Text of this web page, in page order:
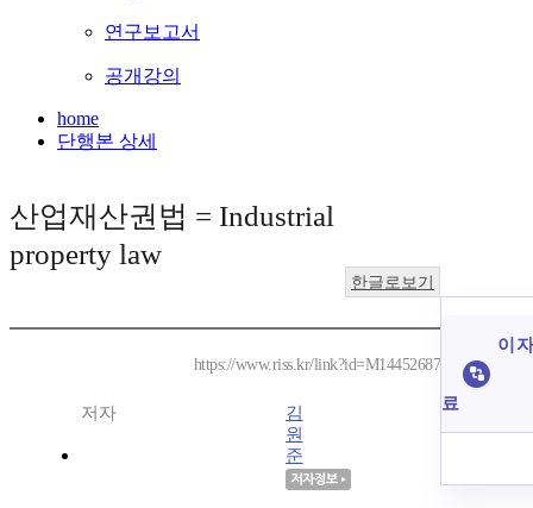
연구보고서
공개강의
home
단행본 상세
산업재산권법 = Industrial
property law
한글로보기
https://www.riss.kr/link?id=M14452687
저자
김
원
준
이
료